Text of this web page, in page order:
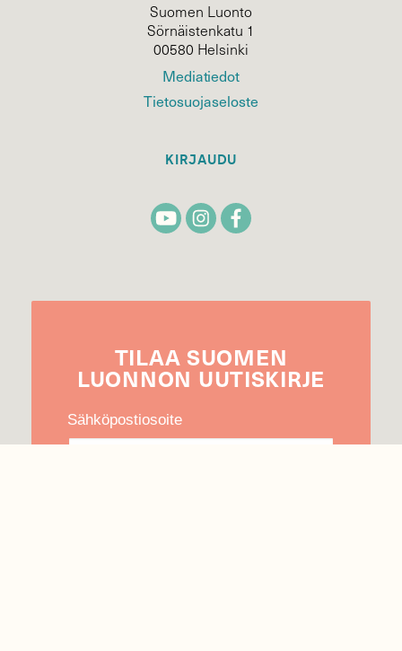
Suomen Luonto
Sörnäistenkatu 1
00580 Helsinki
Mediatiedot
Tietosuojaseloste
KIRJAUDU
TILAA SUOMEN
LUONNON UUTIS­KIRJE
Sähköpostiosoite